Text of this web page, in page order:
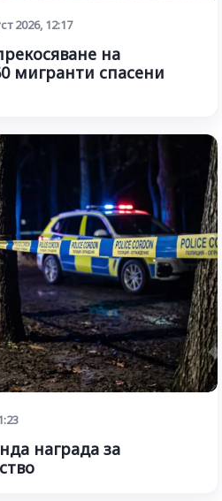
2026, 12:17
на
мигранти спасени
награда за